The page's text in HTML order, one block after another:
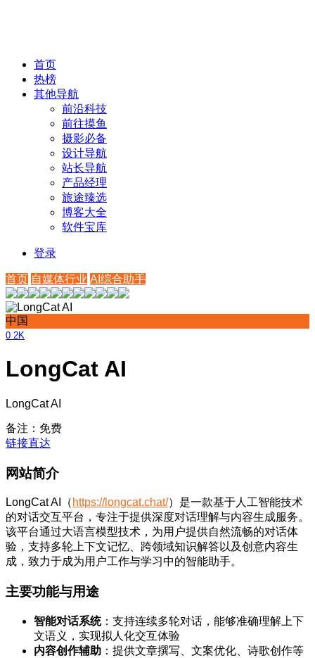
首页
热榜
其他导航
前沿科技
前往摸鱼
摄影必备
设计导航
站长导航
产品经理
旅途臻选
博客大全
软件宝库
登录
首页 自媒体行业 AI综合助手
中国
0 2K
LongCat AI
LongCat AI
备注：免费
链接直达
网站简介
LongCat AI（ https://longcat.chat/）是一款基于人工智能技术
的对话交互平台，专注于提供深度对话理解与内容生成服务。
该平台通过大语言模型技术，为用户提供自然流畅的对话体
验，支持多轮上下文记忆、跨领域知识解答以及创意内容生
成，致力于成为用户工作与学习中的智能助手。
主要功能与用途
智能对话系统：支持连续多轮对话，能够准确理解上下
文语义，实现拟人化交互体验
内容创作辅助 ：提供文章撰写、文案优化、诗歌创作等